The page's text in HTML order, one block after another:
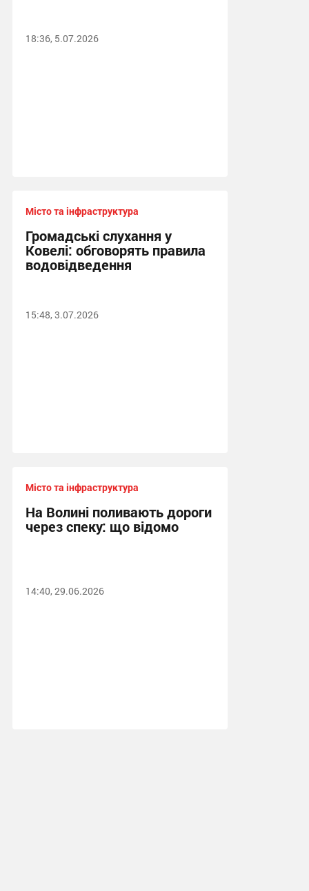
18:36, 5.07.2026
Місто та інфраструктура
Громадські слухання у
Ковелі: обговорять правила
водовідведення
15:48, 3.07.2026
Місто та інфраструктура
На Волині поливають дороги
через спеку: що відомо
14:40, 29.06.2026